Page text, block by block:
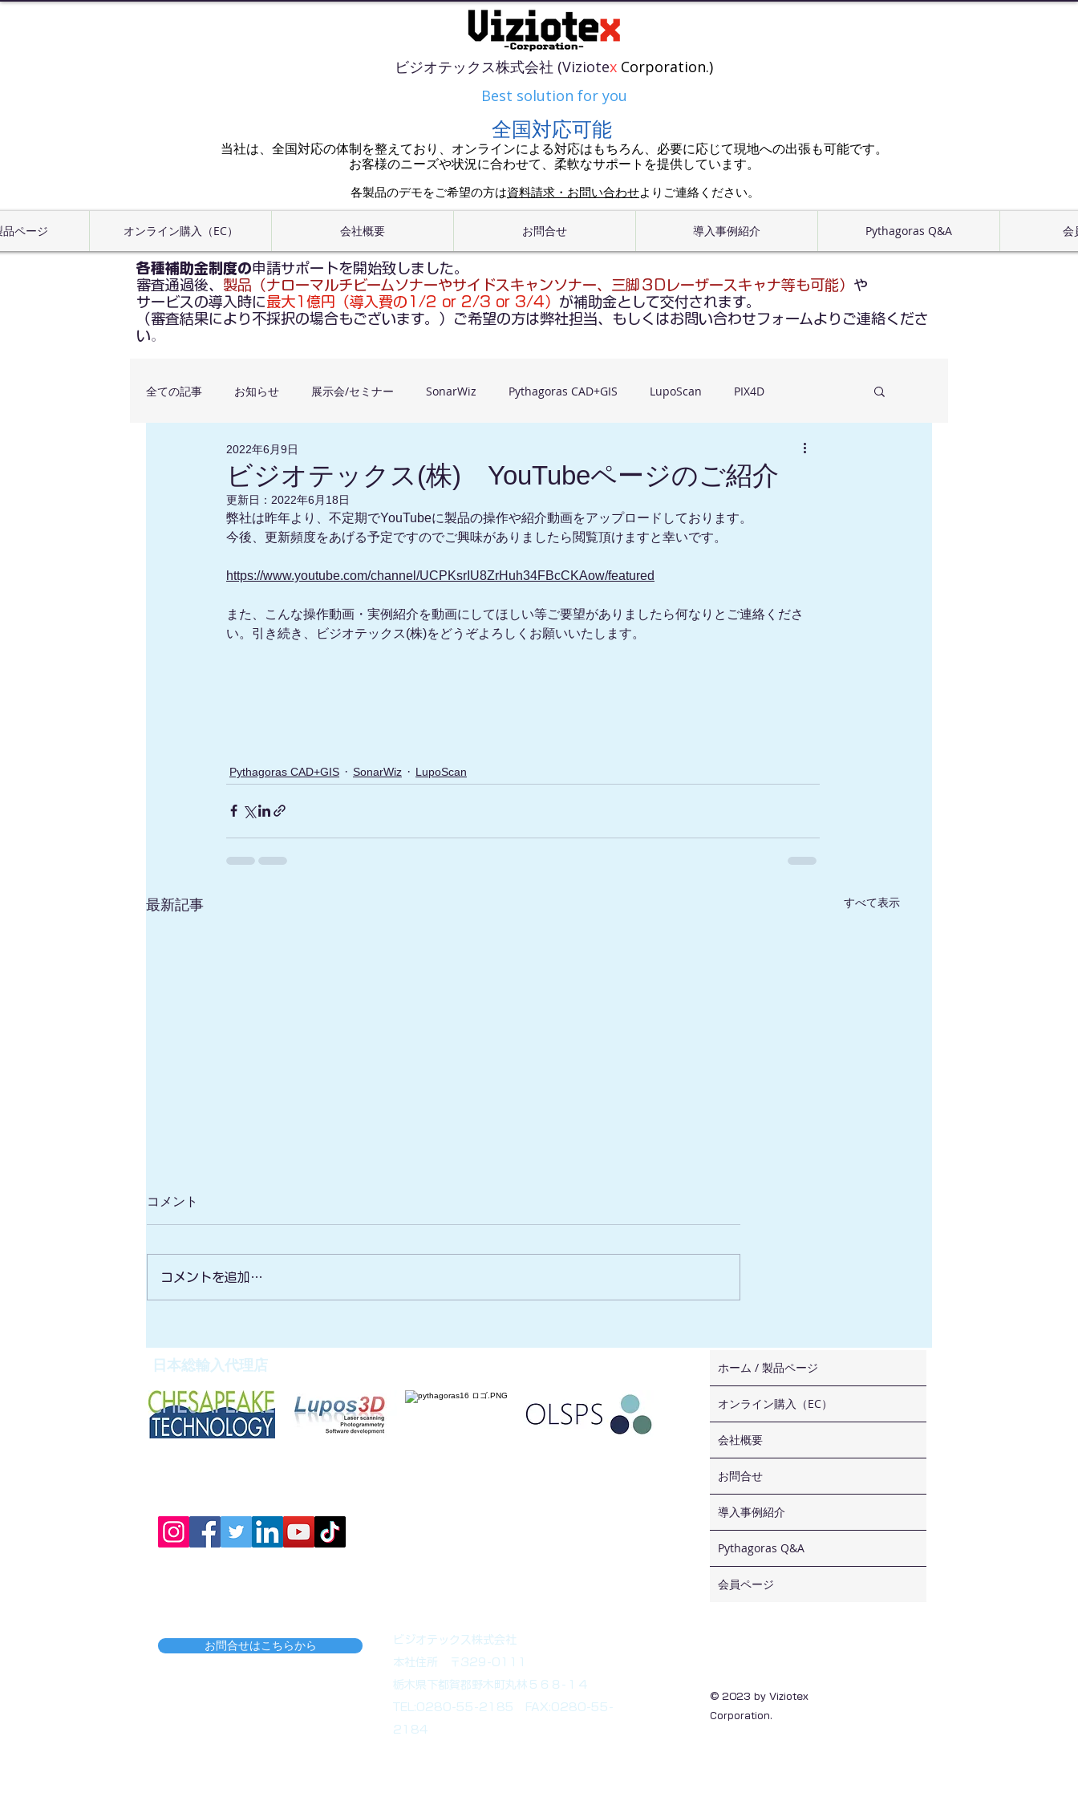
ビジオテックス株式会社 (Viziotex Corporation.)
Best solution for you
全国対応可能
当社は、全国対応の体制を整えており、オンラインによる対応はもちろん、必要に応じて現地への出張も可能です。
お客様のニーズや状況に合わせて、柔軟なサポートを提供しています。
各製品のデモをご希望の方は資料請求・お問い合わせよりご連絡ください。
ページ オンライン購入（EC） 会社概要 お問合せ 導入事例紹介 Pythagoras Q&A 会
各種補助金制度の申請サポートを開始致しました。
審査通過後、 製品（ナローマルチビームソナーやサイドスキャンソナー、三脚３Dレーザースキャナ等も可能） や
サービスの導入時に最大1億円（導入費の1/2 or 2/3 or 3/4） が補助金として交付されます。
（審査結果により不採択の場合もございます。）ご希望の方は弊社担当、もしくはお問い合わせフォームよりご連絡くださ
い。
全ての記事 お知らせ 展示会/セミナー SonarWiz Pythagoras CAD+GIS LupoScan PIX4D
導入顧客事例 Pointorama
ビジオテックス(株) YouTubeページのご紹介
2022年6月9日
更新日： 2022年6月18日
弊社は昨年より、不定期でYouTubeに製品の操作や紹介動画をアップロードしております。
今後、更新頻度をあげる予定ですのでご興味がありましたら閲覧頂けますと幸いです。
https://www.youtube.com/channel/UCPKsrIU8ZrHuh34FBcCKAow/featured
また、こんな操作動画・実例紹介を動画にしてほしい等ご要望がありましたら何なりとご連絡くださ
い。引き続き、ビジオテックス(株)をどうぞよろしくお願いいたします。
Pythagoras CAD+GIS SonarWiz LupoScan
最新記事 すべて表示
阪2022出展のご案内
ェアin熊本2022 出展のご案
コメント
コメントを追加…
日本総輸入代理店
お問合せはこちらから
ビジオテックス株式会社
本社住所 〒329-0111
栃木県下都賀郡野木町丸林５６８-１４
TEL:0280-55-2185 FAX:0280-55-
2184
ホーム / 製品ページ
オンライン購入（EC）
会社概要
お問合せ
導入事例紹介
Pythagoras Q&A
会員ページ
© 2023 by Viziotex
Corporation.